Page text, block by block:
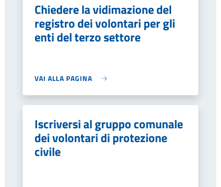
Chiedere la vidimazione del
registro dei volontari per gli
enti del terzo settore
VAI ALLA PAGINA
Iscriversi al gruppo comunale
dei volontari di protezione
civile